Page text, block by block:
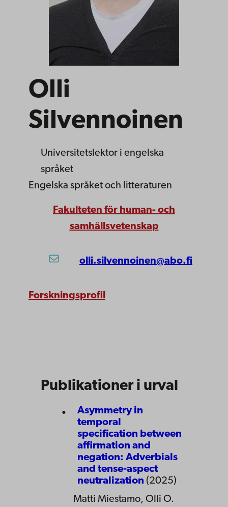
Olli
Silvennoinen
Universitetslektor i engelska
språket
Engelska språket och litteraturen
Fakulteten för human- och
samhällsvetenskap
olli.silvennoinen@abo.fi
Forskningsprofil
Publikationer i urval
Asymmetry in
temporal
specification between
affirmation and
negation: Adverbials
and tense-aspect
neutralization (2025)
Matti Miestamo, Olli O.